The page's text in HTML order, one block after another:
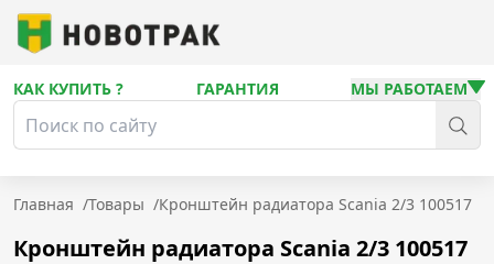
КАК КУПИТЬ ? ГАРАНТИЯ МЫ РАБОТАЕМ
Главная /Товары /Кронштейн радиатора Scania 2/3 100517
Кронштейн радиатора Scania 2/3 100517